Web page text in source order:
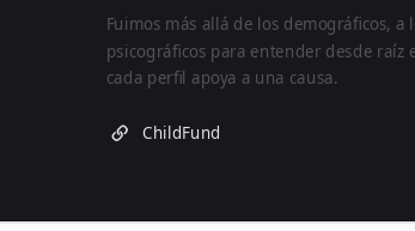
Fuimos más allá de los demográficos, a
psicográficos para entender desde raíz
cada perfil apoya a una causa.
ChildFund